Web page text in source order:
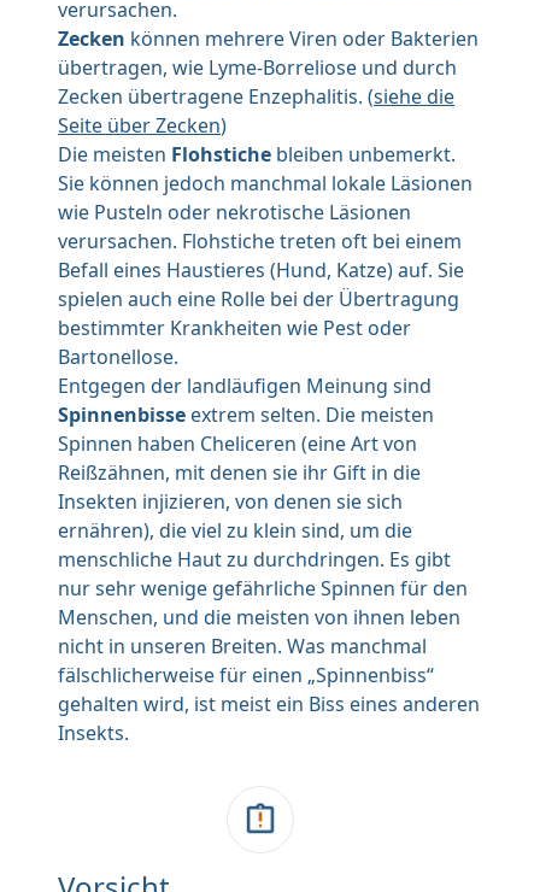
verursachen.
Zecken können mehrere Viren oder Bakterien
übertragen, wie Lyme-Borreliose und durch
Zecken übertragene Enzephalitis. (siehe die
Seite über Zecken)
Die meisten Flohstiche bleiben unbemerkt.
Sie können jedoch manchmal lokale Läsionen
wie Pusteln oder nekrotische Läsionen
verursachen. Flohstiche treten oft bei einem
Befall eines Haustieres (Hund, Katze) auf. Sie
spielen auch eine Rolle bei der Übertragung
bestimmter Krankheiten wie Pest oder
Bartonellose.
Entgegen der landläufigen Meinung sind
Spinnenbisse extrem selten. Die meisten
Spinnen haben Cheliceren (eine Art von
Reißzähnen, mit denen sie ihr Gift in die
Insekten injizieren, von denen sie sich
ernähren), die viel zu klein sind, um die
menschliche Haut zu durchdringen. Es gibt
nur sehr wenige gefährliche Spinnen für den
Menschen, und die meisten von ihnen leben
nicht in unseren Breiten. Was manchmal
fälschlicherweise für einen „Spinnenbiss“
gehalten wird, ist meist ein Biss eines anderen
Insekts.